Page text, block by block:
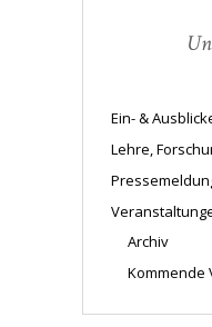
Ein- &
Lehre,
Archiv
Kommende